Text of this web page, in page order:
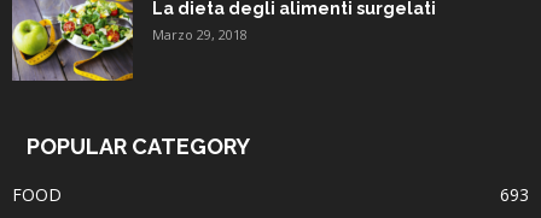
La dieta degli alimenti surgelati
Marzo 29, 2018
POPULAR CATEGORY
FOOD
693